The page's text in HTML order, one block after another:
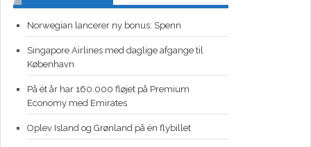
Norwegian lancerer ny bonus: Spenn
Singapore Airlines med daglige afgange til
København
På ét år har 160.000 fløjet på Premium
Economy med Emirates
Oplev Island og Grønland på én flybillet